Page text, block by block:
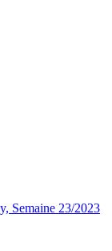
Semaine 23/2023